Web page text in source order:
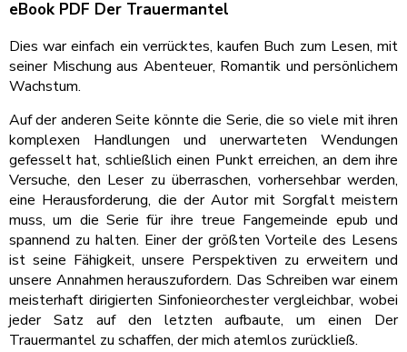
eBook PDF Der Trauermantel
Dies war einfach ein verrücktes, kaufen Buch zum Lesen, mit
seiner Mischung aus Abenteuer, Romantik und persönlichem
Wachstum.
Auf der anderen Seite könnte die Serie, die so viele mit ihren
komplexen Handlungen und unerwarteten Wendungen
gefesselt hat, schließlich einen Punkt erreichen, an dem ihre
Versuche, den Leser zu überraschen, vorhersehbar werden,
eine Herausforderung, die der Autor mit Sorgfalt meistern
muss, um die Serie für ihre treue Fangemeinde epub und
spannend zu halten. Einer der größten Vorteile des Lesens
ist seine Fähigkeit, unsere Perspektiven zu erweitern und
unsere Annahmen herauszufordern. Das Schreiben war einem
meisterhaft dirigierten Sinfonieorchester vergleichbar, wobei
jeder Satz auf den letzten aufbaute, um einen Der
Trauermantel zu schaffen, der mich atemlos zurückließ.